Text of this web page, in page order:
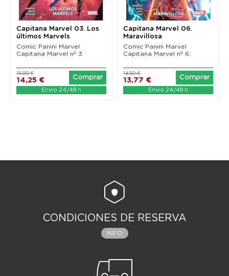
Capitana Marvel 03. Los
últimos Marvels
Comic Panini Marvel
Capitana Marvel nº 3
14,25 €
15,00 €
Comprar
Envío 24/48 h
Capitana Marvel 06.
Maravillosa
Comic Panini Marvel
Capitana Marvel nº 6.
13,77 €
14,50 €
Comprar
Envío 24/48 h
CONDICIONES DE RESERVA
INFO